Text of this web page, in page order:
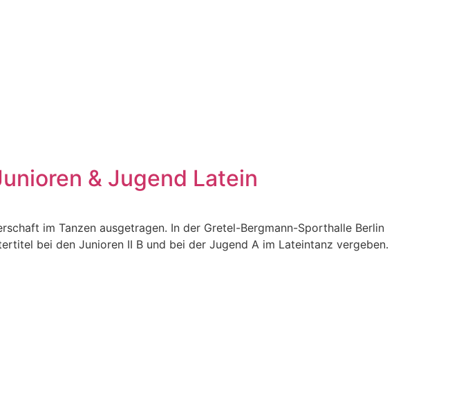
& Jugend Latein
im Tanzen ausgetragen. In der Gretel-Bergmann-Sporthalle Berlin
bei den Junioren II B und bei der Jugend A im Lateintanz vergeben.